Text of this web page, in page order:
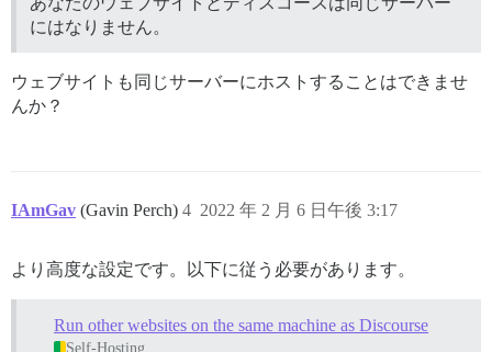
にはなりません。
ウェブサイトも同じサーバーにホストすることはできませ
んか？
IAmGav (Gavin Perch) 2022 年 2 月 6 日午後 3:17
4
より高度な設定です。以下に従う必要があります。
Run other websites on the same machine as Discourse
Self-Hosting